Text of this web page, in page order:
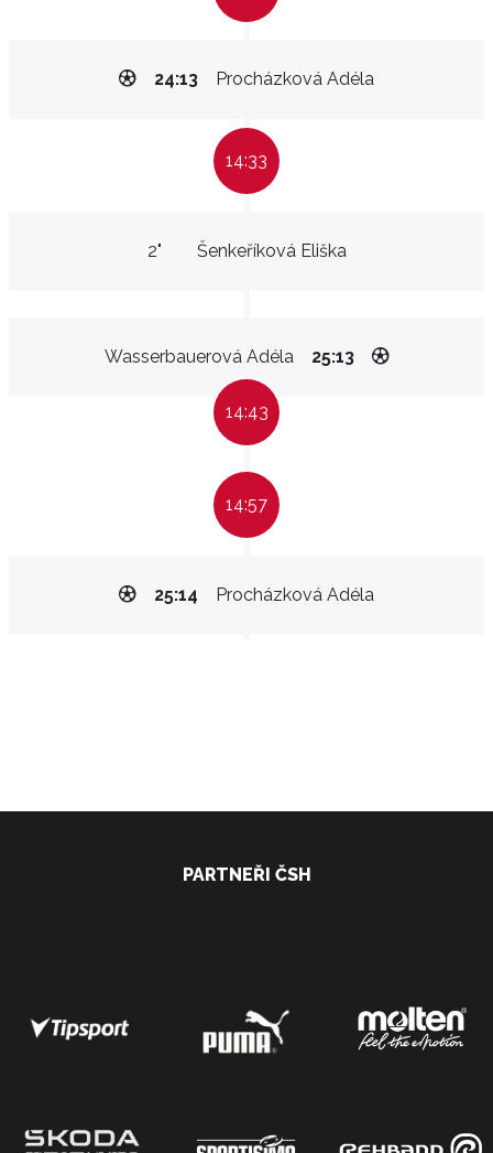
Procházková Adéla
24:13
14:33
Šenkeříková Eliška
2"
Wasserbauerová Adéla 25:13
14:43
14:57
Procházková Adéla
25:14
PARTNEŘI ČSH